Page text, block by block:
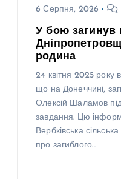
6 Серпня, 2026
У бою загинув
родина
24 квітня 2025 року
що на Донеччині,
Олексій Шаламов
завдання. Цю
Вербківська
про загиблого…